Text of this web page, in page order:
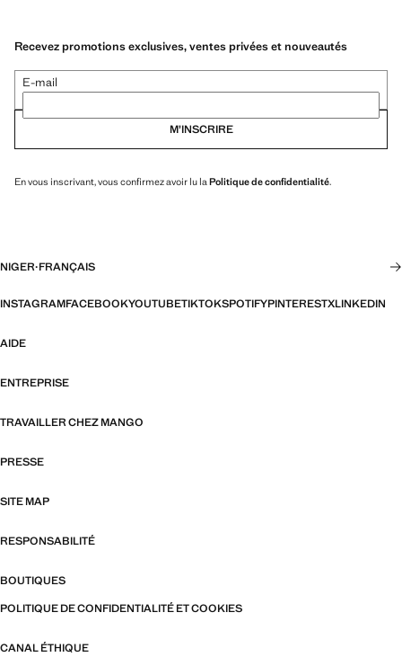
Recevez promotions exclusives, ventes privées et nouveautés
E-mail
M’INSCRIRE
En vous inscrivant, vous confirmez avoir lu la Politique de confidentialité.
NIGER·FRANÇAIS
INSTAGRAMFACEBOOKYOUTUBETIKTOKSPOTIFYPINTERESTXLINKEDIN
AIDE
ENTREPRISE
TRAVAILLER CHEZ MANGO
PRESSE
SITE MAP
RESPONSABILITÉ
BOUTIQUES
POLITIQUE DE CONFIDENTIALITÉ ET COOKIES
CANAL ÉTHIQUE